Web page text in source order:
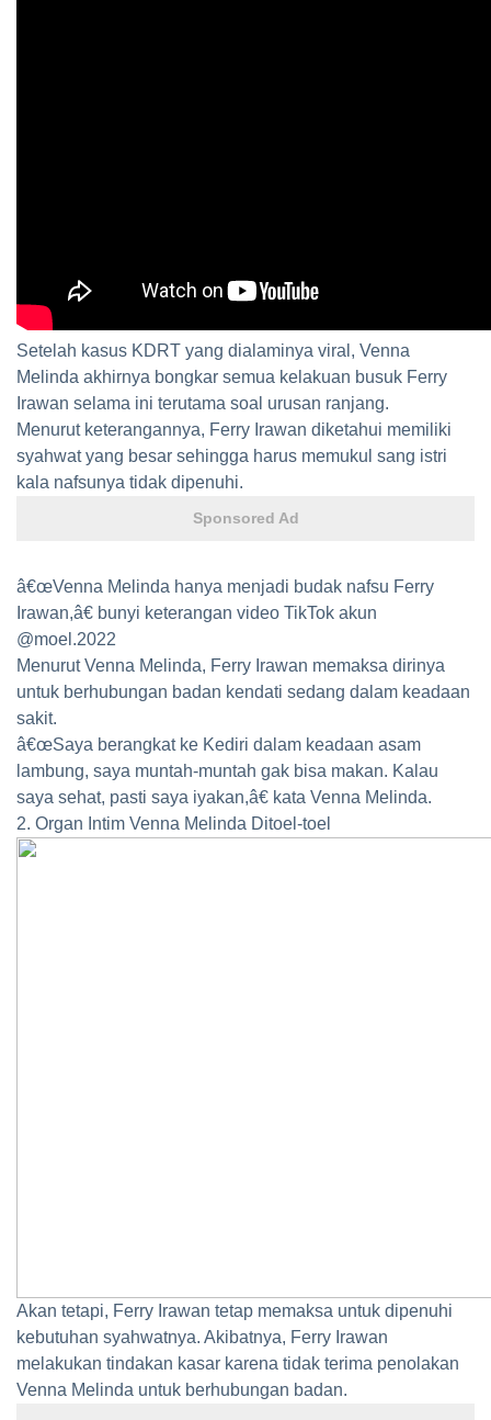
Setelah kasus KDRT yang dialaminya viral, Venna
Melinda akhirnya bongkar semua kelakuan busuk Ferry
Irawan selama ini terutama soal urusan ranjang.
Menurut keterangannya, Ferry Irawan diketahui memiliki
syahwat yang besar sehingga harus memukul sang istri
kala nafsunya tidak dipenuhi.
Sponsored Ad
â€œVenna Melinda hanya menjadi budak nafsu Ferry
Irawan,â€ bunyi keterangan video TikTok akun
@moel.2022
Menurut Venna Melinda, Ferry Irawan memaksa dirinya
untuk berhubungan badan kendati sedang dalam keadaan
sakit.
â€œSaya berangkat ke Kediri dalam keadaan asam
lambung, saya muntah-muntah gak bisa makan. Kalau
saya sehat, pasti saya iyakan,â€ kata Venna Melinda.
2. Organ Intim Venna Melinda Ditoel-toel
Akan tetapi, Ferry Irawan tetap memaksa untuk dipenuhi
kebutuhan syahwatnya. Akibatnya, Ferry Irawan
melakukan tindakan kasar karena tidak terima penolakan
Venna Melinda untuk berhubungan badan.